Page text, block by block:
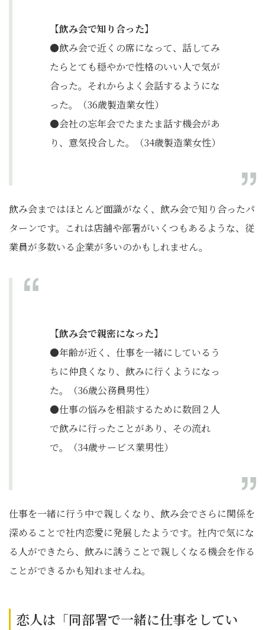
【飲み会で知り合った】
●飲み会で近くの席になって、話してみ
たらとても穏やかで性格のいい人で気が
合った。それからよく会話するようにな
った。（36歳製造業女性）
●会社の忘年会でたまたま話す機会があ
り、意気投合した。（34歳製造業女性）
飲み会まではほとんど面識がなく、飲み会で知り合ったパ
ターンです。これは店舗や部署がいくつもあるような、従
業員が多数いる企業が多いのかもしれません。
【飲み会で親密になった】
●年齢が近く、仕事を一緒にしているう
ちに仲良くなり、飲みに行くようになっ
た。（36歳公務員男性）
●仕事の悩みを相談するために数回２人
で飲みに行ったことがあり、その流れ
で。（34歳サービス業男性）
仕事を一緒に行う中で親しくなり、飲み会でさらに関係を
深めることで社内恋愛に発展したようです。社内で気にな
る人ができたら、飲みに誘うことで親しくなる機会を作る
ことができるかも知れませんね。
恋人は「同部署で一緒に仕事をしてい